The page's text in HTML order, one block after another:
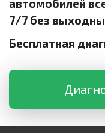
автомобилей
7/7 без
Бесплатная